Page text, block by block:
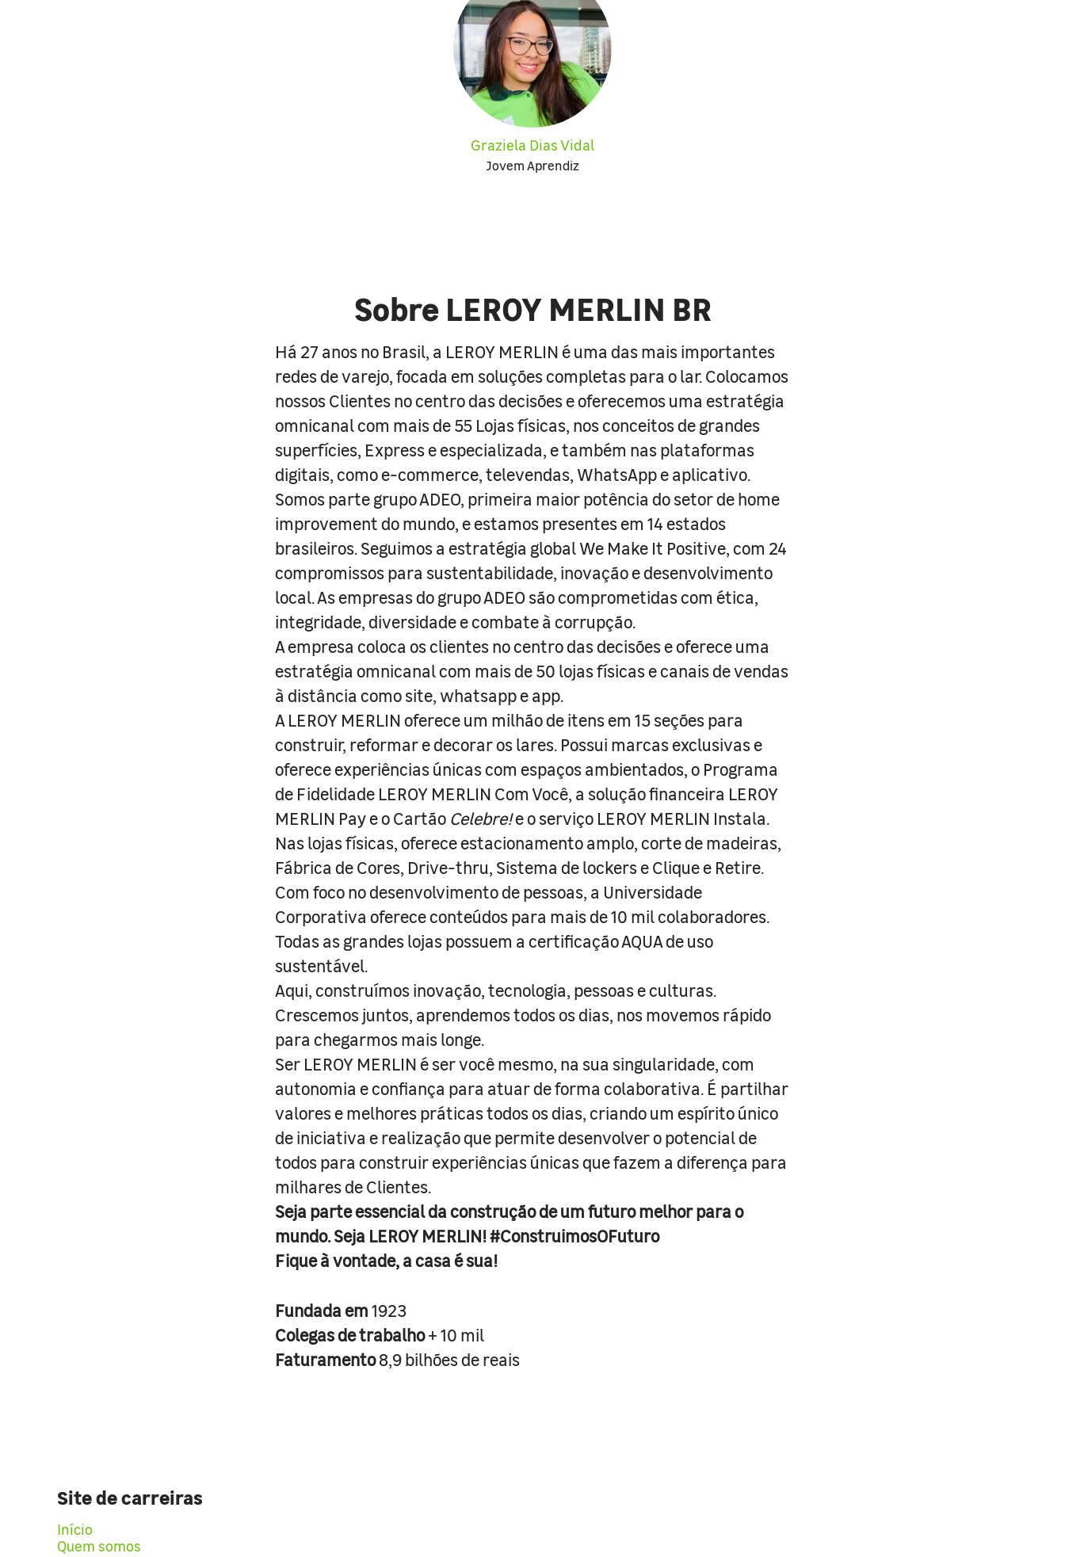
Graziela Dias Vidal
Jovem Aprendiz
Sobre LEROY MERLIN BR
Há 27 anos no Brasil, a LEROY MERLIN é uma das mais importantes
redes de varejo, focada em soluções completas para o lar. Colocamos
nossos Clientes no centro das decisões e oferecemos uma estratégia
omnicanal com mais de 55 Lojas físicas, nos conceitos de grandes
superfícies, Express e especializada, e também nas plataformas
digitais, como e-commerce, televendas, WhatsApp e aplicativo.
Somos parte grupo ADEO, primeira maior potência do setor de home
improvement do mundo, e estamos presentes em 14 estados
brasileiros. Seguimos a estratégia global We Make It Positive, com 24
compromissos para sustentabilidade, inovação e desenvolvimento
local. As empresas do grupo ADEO são comprometidas com ética,
integridade, diversidade e combate à corrupção.
A empresa coloca os clientes no centro das decisões e oferece uma
estratégia omnicanal com mais de 50 lojas físicas e canais de vendas
à distância como site, whatsapp e app.
A LEROY MERLIN oferece um milhão de itens em 15 seções para
construir, reformar e decorar os lares. Possui marcas exclusivas e
oferece experiências únicas com espaços ambientados, o Programa
de Fidelidade LEROY MERLIN Com Você, a solução financeira LEROY
MERLIN Pay e o Cartão Celebre!e o serviço LEROY MERLIN Instala.
Nas lojas físicas, oferece estacionamento amplo, corte de madeiras,
Fábrica de Cores, Drive-thru, Sistema de lockers e Clique e Retire.
Com foco no desenvolvimento de pessoas, a Universidade
Corporativa oferece conteúdos para mais de 10 mil colaboradores.
Todas as grandes lojas possuem a certificação AQUA de uso
sustentável.
Aqui, construímos inovação, tecnologia, pessoas e culturas.
Crescemos juntos, aprendemos todos os dias, nos movemos rápido
para chegarmos mais longe.
Ser LEROY MERLIN é ser você mesmo, na sua singularidade, com
autonomia e confiança para atuar de forma colaborativa. É partilhar
valores e melhores práticas todos os dias, criando um espírito único
de iniciativa e realização que permite desenvolver o potencial de
todos para construir experiências únicas que fazem a diferença para
milhares de Clientes.
Seja parte essencial da construção de um futuro melhor para o
mundo. Seja LEROY MERLIN! #ConstruimosOFuturo
Fique à vontade, a casa é sua!
Fundada em1923
Colegas de trabalho+ 10 mil
Faturamento8,9 bilhões de reais
Site de carreiras
Início
Quem somos